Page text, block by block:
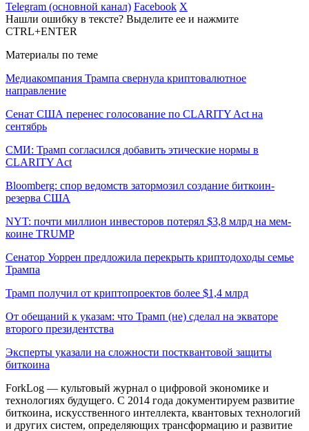
Telegram (основной канал) Facebook X
Нашли ошибку в тексте? Выделите ее и нажмите
CTRL+ENTER
Материалы по теме
Медиакомпания Трампа свернула криптовалютное
направление
Сенат США перенес голосование по CLARITY Act на
сентябрь
СМИ: Трамп согласился добавить этические нормы в
CLARITY Act
Bloomberg: спор ведомств затормозил создание биткоин-
резерва США
NYT: почти миллион инвесторов потерял $3,8 млрд на мем-
коине TRUMP
Сенатор Уоррен предложила перекрыть криптодоходы семье
Трампа
Трамп получил от криптопроектов более $1,4 млрд
От обещаний к указам: что Трамп (не) сделал на экваторе
второго президентства
Эксперты указали на сложности постквантовой защиты
биткоина
ForkLog — культовый журнал о цифровой экономике и
технологиях будущего. С 2014 года документируем развитие
биткоина, искусственного интеллекта, квантовых технологий
и других систем, определяющих трансформацию и развитие